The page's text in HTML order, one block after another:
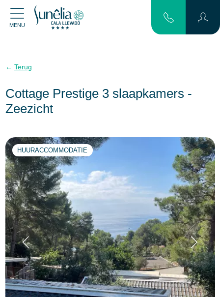
MENU
Terug
Cottage Prestige 3 slaapkamers -
Zeezicht
HUURACCOMMODATIE